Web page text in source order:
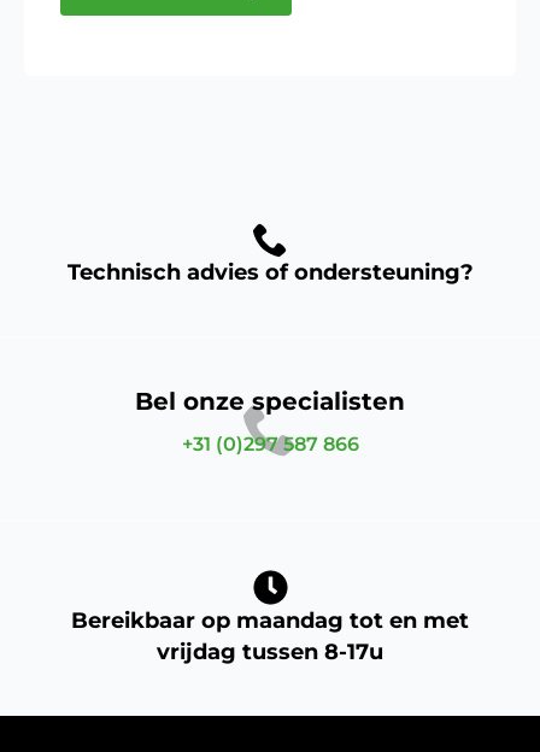
Technisch advies of ondersteuning?
Bel onze specialisten
+31 (0)297 587 866
Bereikbaar op maandag tot en met
vrijdag tussen 8-17u